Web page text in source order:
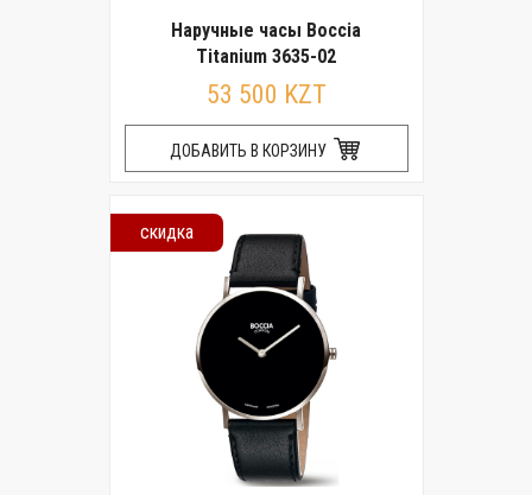
Наручные часы Boccia
Titanium 3635-02
53 500 KZT
ДОБАВИТЬ В КОРЗИНУ
скидка